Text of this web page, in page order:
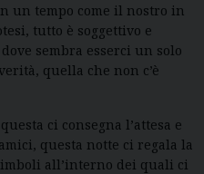
un tempo come il nostro in
tutto è soggettivo e
sembra esserci un solo
quella che non c’è
ci consegna l’attesa e
questa notte ci regala la
all’interno dei quali ci